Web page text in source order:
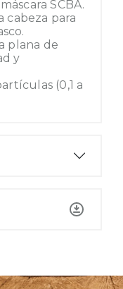
SCBA.
cabeza para
plana de
y
(0,1 a